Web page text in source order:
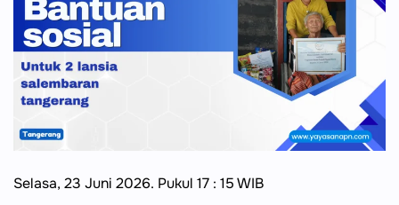
Selasa, 23 Juni 2026. Pukul 17 : 15 WIB